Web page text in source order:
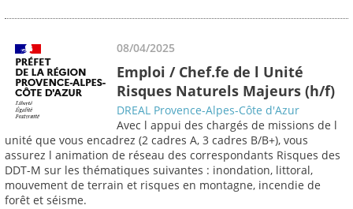
08/04/2025
Emploi / Chef.fe de l Unité
Risques Naturels Majeurs (h/f)
DREAL Provence-Alpes-Côte d'Azur
Avec l appui des chargés de missions de l
unité que vous encadrez (2 cadres A, 3 cadres B/B+), vous
assurez l animation de réseau des correspondants Risques des
DDT-M sur les thématiques suivantes : inondation, littoral,
mouvement de terrain et risques en montagne, incendie de
forêt et séisme.